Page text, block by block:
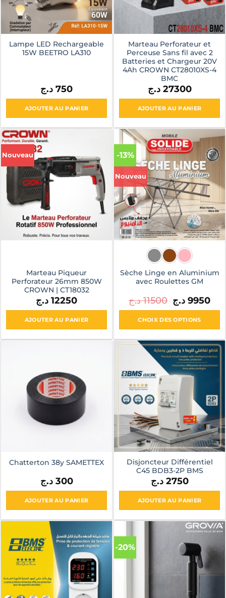
choisies
sur
la
page
du
Lampe LED Rechargeable
15W BEETRO LA310
750 د.ج
AJOUTER AU PANIER
Marteau Perforateur et
Perceuse Sans fil avec 2
Batteries et Chargeur 20V
4Ah CROWN CT28010XS-4
BMC
27300 د.ج
AJOUTER AU PANIER
Nouveau
Marteau Piqueur
Perforateur 26mm 850W
CROWN | CT18032
12250 د.ج
AJOUTER AU PANIER
-13%
Nouveau
Sèche Linge en Aluminium
avec Roulettes GM
11500 د.ج
Le
prix
initial
était :
9950 د.ج
Le
prix
CHOIX DES OPTIONS
produit
a
plusieurs
variations.
Les
options
peuvent
être
choisies
sur
la
page
du
produit
Chatterton 38y SAMETTEX
300 د.ج
AJOUTER AU PANIER
Disjoncteur Différentiel
C45 BDB3-2P BMS
2750 د.ج
AJOUTER AU PANIER
-20%